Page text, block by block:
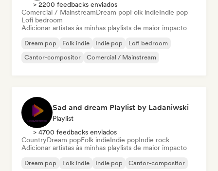
> 2200 feedbacks enviados
Comercial / MainstreamDream popFolk indieIndie pop
Lofi bedroom
Adicionar artistas às minhas playlists de maior impacto
Dream pop Folk indie Indie pop
Lofi bedroom
Cantor-compositor
Comercial / Mainstream
Sad and dream Playlist by Ladaniwski
Playlist
> 4700 feedbacks enviados
CountryDream popFolk indieIndie popIndie rock
Adicionar artistas às minhas playlists de maior impacto
Dream pop Folk indie Indie pop
Cantor-compositor